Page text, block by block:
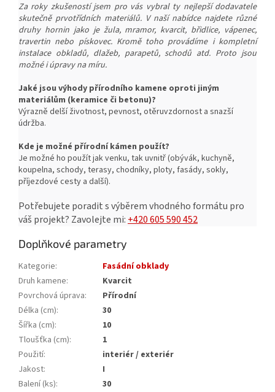
Za roky zkušeností jsem pro vás vybral ty nejlepší dodavatele
skutečně prvotřídních materiálů. V naší nabídce najdete různé
druhy hornin jako je žula, mramor, kvarcit, břidlice, vápenec,
travertin nebo pískovec. Kromě toho provádíme i kompletní
instalace obkladů, dlažeb, parapetů, schodů atd. Proto jsou
možné i úpravy na míru.
Jaké jsou výhody přírodního kamene oproti jiným
materiálům (keramice či betonu)?
Výrazně delší životnost, pevnost, otěruvzdornost a snazší
údržba.
Kde je možné přírodní kámen použít?
Je možné ho použít jak venku, tak uvnitř (obývák, kuchyně,
koupelna, schody, terasy, chodníky, ploty, fasády, sokly,
příjezdové cesty a další).
Potřebujete poradit s výběrem vhodného formátu pro
váš projekt? Zavolejte mi:+420 605 590 452
Doplňkové parametry
Kategorie:
Fasádní obklady
Druh kamene:
Kvarcit
Povrchová úprava:
Přírodní
Délka (cm):
30
Šířka (cm):
10
Tloušťka (cm):
1
Použití:
interiér / exteriér
Jakost:
I
Balení (ks):
30